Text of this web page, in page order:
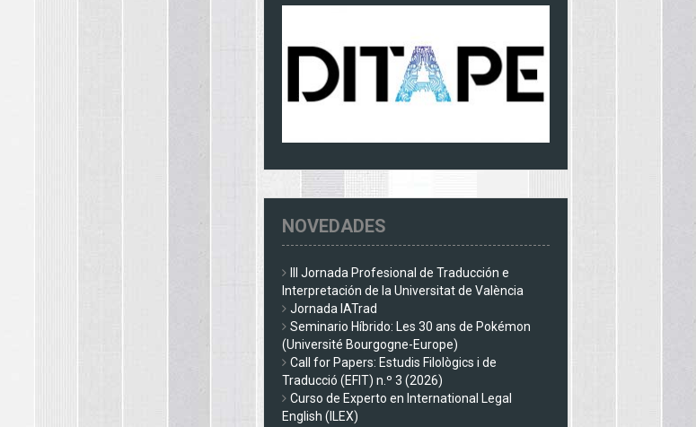
NOVEDADES
III Jornada Profesional de Traducción e
Interpretación de la Universitat de València
Jornada IATrad
Seminario Híbrido: Les 30 ans de Pokémon
(Université Bourgogne-Europe)
Call for Papers: Estudis Filològics i de
Traducció (EFIT) n.º 3 (2026)
Curso de Experto en International Legal
English (ILEX)